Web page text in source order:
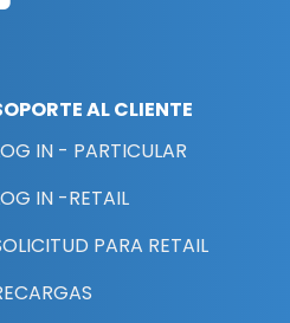
AL CLIENTE
IN - PARTICULAR
IN -RETAIL
PARA RETAIL